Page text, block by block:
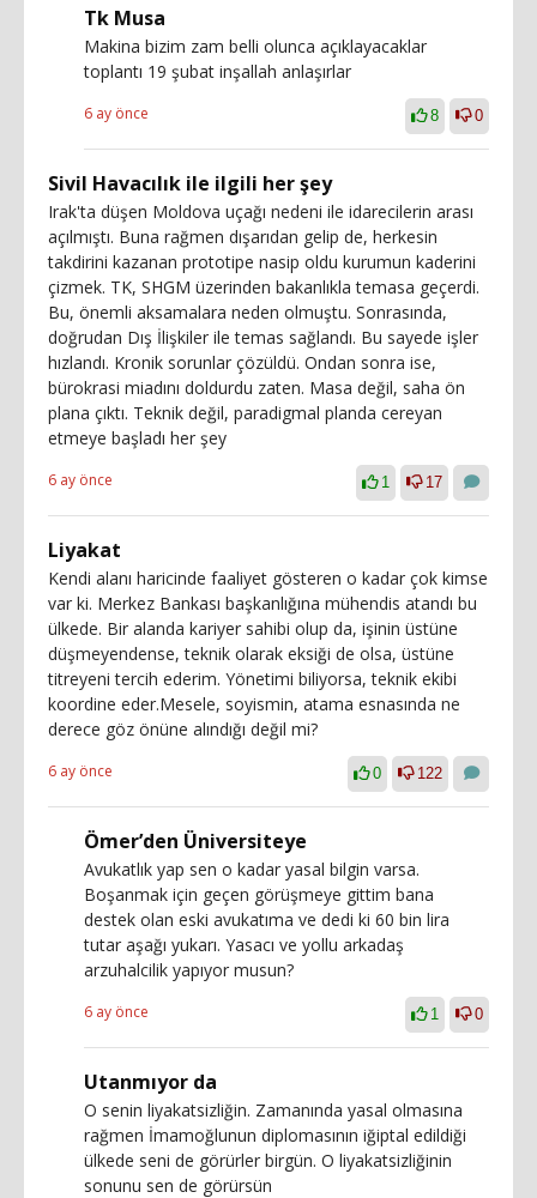
Tk Musa
Makina bizim zam belli olunca açıklayacaklar
toplantı 19 şubat inşallah anlaşırlar
6 ay önce 8 0
Sivil Havacılık ile ilgili her şey
Irak'ta düşen Moldova uçağı nedeni ile idarecilerin arası
açılmıştı. Buna rağmen dışarıdan gelip de, herkesin
takdirini kazanan prototipe nasip oldu kurumun kaderini
çizmek. TK, SHGM üzerinden bakanlıkla temasa geçerdi.
Bu, önemli aksamalara neden olmuştu. Sonrasında,
doğrudan Dış İlişkiler ile temas sağlandı. Bu sayede işler
hızlandı. Kronik sorunlar çözüldü. Ondan sonra ise,
bürokrasi miadını doldurdu zaten. Masa değil, saha ön
plana çıktı. Teknik değil, paradigmal planda cereyan
etmeye başladı her şey
6 ay önce 1 17
Liyakat
Kendi alanı haricinde faaliyet gösteren o kadar çok kimse
var ki. Merkez Bankası başkanlığına mühendis atandı bu
ülkede. Bir alanda kariyer sahibi olup da, işinin üstüne
düşmeyendense, teknik olarak eksiği de olsa, üstüne
titreyeni tercih ederim. Yönetimi biliyorsa, teknik ekibi
koordine eder.Mesele, soyismin, atama esnasında ne
derece göz önüne alındığı değil mi?
6 ay önce 0 122
Ömer’den Üniversiteye
Avukatlık yap sen o kadar yasal bilgin varsa.
Boşanmak için geçen görüşmeye gittim bana
destek olan eski avukatıma ve dedi ki 60 bin lira
tutar aşağı yukarı. Yasacı ve yollu arkadaş
arzuhalcilik yapıyor musun?
6 ay önce 1 0
Utanmıyor da
O senin liyakatsizliğin. Zamanında yasal olmasına
rağmen İmamoğlunun diplomasının iğiptal edildiği
ülkede seni de görürler birgün. O liyakatsizliğinin
sonunu sen de görürsün